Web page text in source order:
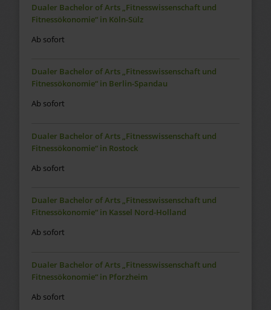
Dualer Bachelor of Arts „Fitnesswissenschaft und
Fitnessökonomie“ in Köln-Sülz
Ab sofort
Dualer Bachelor of Arts „Fitnesswissenschaft und
Fitnessökonomie“ in Berlin-Spandau
Ab sofort
Dualer Bachelor of Arts „Fitnesswissenschaft und
Fitnessökonomie“ in Rostock
Ab sofort
Dualer Bachelor of Arts „Fitnesswissenschaft und
Fitnessökonomie“ in Kassel Nord-Holland
Ab sofort
Dualer Bachelor of Arts „Fitnesswissenschaft und
Fitnessökonomie“ in Pforzheim
Ab sofort